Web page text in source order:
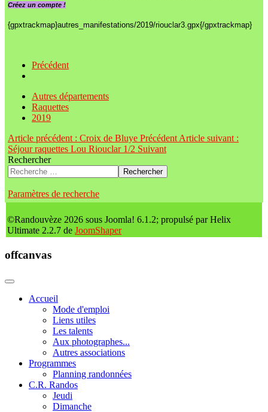
Créez un compte !
{gpxtrackmap}autres_manifestations/2019/riouclar3.gpx{/gpxtrackmap}
Précédent
Autres départements
Raquettes
2019
Article précédent : Croix de Bluye Précédent Article suivant :
Séjour raquettes Lou Riouclar 1/2 Suivant
Rechercher
Rechercher
Paramètres de recherche
©Randouvèze 2026 sous Joomla! 6.1.2; propulsé par Helix
Ultimate 2.2.7 de JoomShaper
offcanvas
Accueil
Mode d'emploi
Liens utiles
Les talents
Aux photographes...
Autres associations
Programmes
Planning randonnées
C.R. Randos
Jeudi
Dimanche